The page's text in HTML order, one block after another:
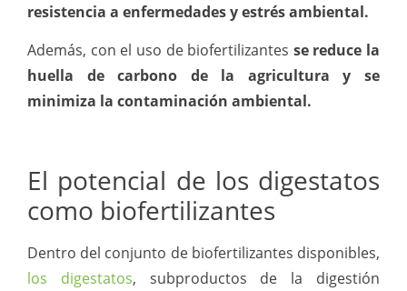
resistencia a enfermedades y estrés ambiental.
Además, con el uso de biofertilizantes se reduce la
huella de carbono de la agricultura y se
minimiza la contaminación ambiental.
El potencial de los digestatos
como biofertilizantes
Dentro del conjunto de biofertilizantes disponibles,
los digestatos, subproductos de la digestión